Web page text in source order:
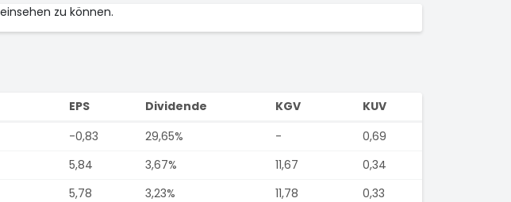
zu können.
EPS Dividende KGV
KUV
-0,83 29,65% -
0,69
5,84 3,67% 11,67
0,34
5,78 3,23% 11,78
0,33